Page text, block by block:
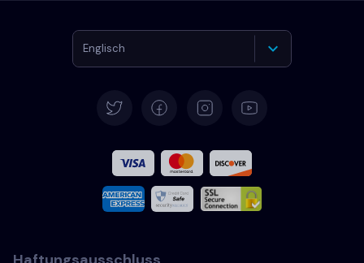
Englisch
Französisch
Italiano
Português